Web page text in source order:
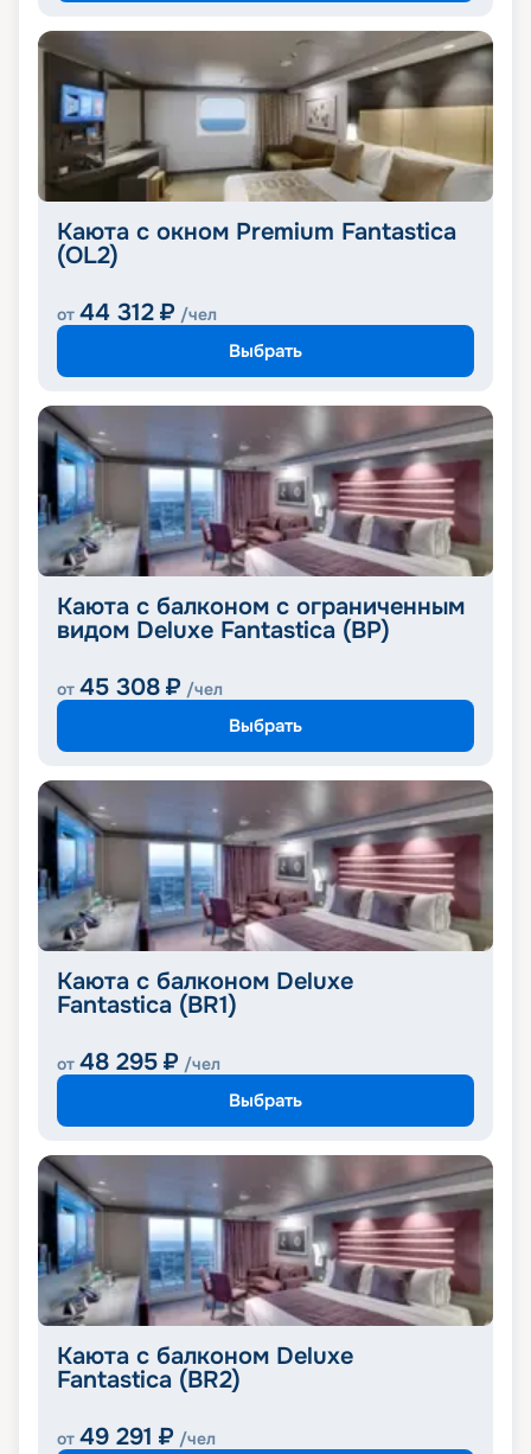
Каюта с окном Premium Fantastica
(OL2)
от 44 312 ₽ /чел
Выбрать
Каюта с балконом с ограниченным
видом Deluxe Fantastica (BP)
от 45 308 ₽ /чел
Выбрать
Каюта с балконом Deluxe
Fantastica (BR1)
от 48 295 ₽ /чел
Выбрать
Каюта с балконом Deluxe
Fantastica (BR2)
от 49 291 ₽ /чел